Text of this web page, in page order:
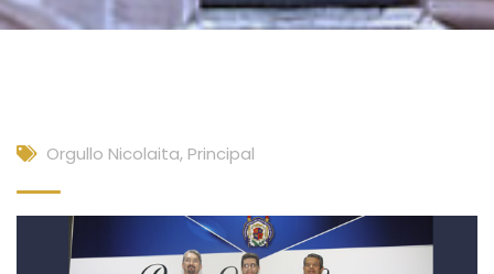
Orgullo Nicolaita, Principal